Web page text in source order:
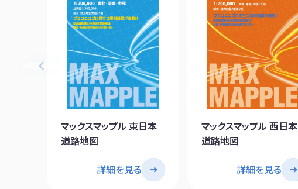
マックスマップル 東日本
道路地図
詳細を見る
マックスマップル 西日本
道路地図
詳細を見る